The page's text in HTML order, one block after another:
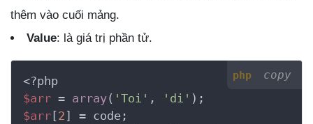
thêm vào cuối mảng.
Value: là giá trị phần tử.
php copy
<?php
$arr = array( 'Toi' , 'di'
$arr[2